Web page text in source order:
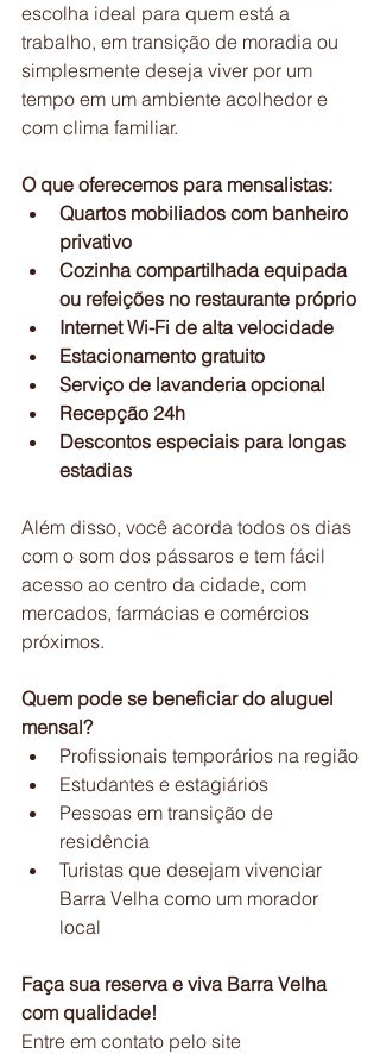
escolha ideal para quem está a
trabalho, em transição de moradia ou
simplesmente deseja viver por um
tempo em um ambiente acolhedor e
com clima familiar.
O que oferecemos para mensalistas:
Quartos mobiliados com banheiro
privativo
Cozinha compartilhada equipada
ou refeições no restaurante próprio
Internet Wi-Fi de alta velocidade
Estacionamento gratuito
Serviço de lavanderia opcional
Recepção 24h
Descontos especiais para longas
estadias
Além disso, você acorda todos os dias
com o som dos pássaros e tem fácil
acesso ao centro da cidade, com
mercados, farmácias e comércios
próximos.
Quem pode se beneficiar do aluguel
mensal?
Profissionais temporários na região
Estudantes e estagiários
Pessoas em transição de
residência
Turistas que desejam vivenciar
Barra Velha como um morador
local
Faça sua reserva e viva Barra Velha
com qualidade!
Entre em contato pelo site